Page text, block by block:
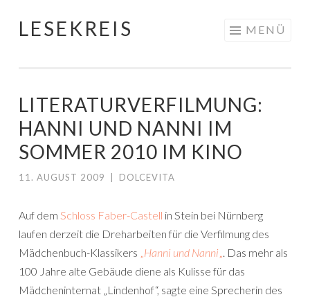
Springe
LESEKREIS MENÜ
LITERATURVERFILMUNG:
HANNI UND NANNI IM
SOMMER 2010 IM KINO
11. AUGUST 2009 DOLCEVITA
Auf dem Schloss Faber-Castell in Stein bei Nürnberg
laufen derzeit die Dreharbeiten für die Verfilmung des
Mädchenbuch-Klassikers „Hanni und Nanni„. Das mehr als
100 Jahre alte Gebäude diene als Kulisse für das
Mädcheninternat „Lindenhof“, sagte eine Sprecherin des